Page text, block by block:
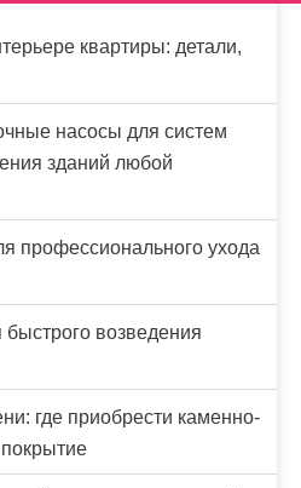
квартиры: детали,
насосы для систем
зданий любой
профессионального ухода
возведения
где приобрести каменно-